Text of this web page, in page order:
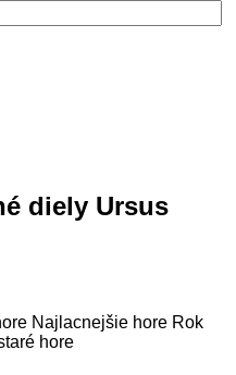
diely Ursus
Najlacnejšie hore Rok
hore